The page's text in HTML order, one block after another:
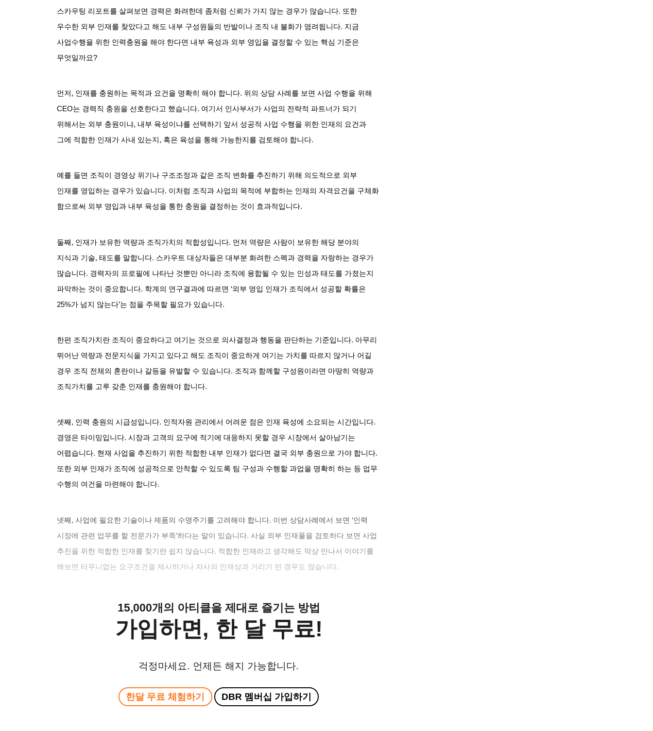
스카우팅 리포트를 살펴보면 경력은 화려한데 좀처럼 신뢰가 가지 않는 경우가 많습니다. 또한
우수한 외부 인재를 찾았다고 해도 내부 구성원들의 반발이나 조직 내 불화가 염려됩니다. 지금
사업수행을 위한 인력충원을 해야 한다면 내부 육성과 외부 영입을 결정할 수 있는 핵심 기준은
무엇일까요?
먼저 , 인재를 충원하는 목적과 요건을 명확히 해야 합니다. 위의 상담 사례를 보면 사업 수행을 위해
CEO는 경력직 충원을 선호한다고 했습니다. 여기서 인사부서가 사업의 전략적 파트너가 되기
위해서는 외부 충원이냐, 내부 육성이냐를 선택하기 앞서 성공적 사업 수행을 위한 인재의 요건과
그에 적합한 인재가 사내 있는지 , 혹은 육성을 통해 가능한지를 검토해야 합니다.
예를 들면 조직이 경영상 위기나 구조조정과 같은 조직 변화를 추진하기 위해 의도적으로 외부
인재를 영입하는 경우가 있습니다. 이처럼 조직과 사업의 목적에 부합하는 인재의 자격요건을 구체화
함으로써 외부 영입과 내부 육성을 통한 충원을 결정하는 것이 효과적입니다.
둘째, 인재가 보유한 역량과 조직가치의 적합성입니다. 먼저 역량은 사람이 보유한 해당 분야의
지식과 기술, 태도를 말합니다. 스카우트 대상자들은 대부분 화려한 스펙과 경력을 자랑하는 경우가
많습니다. 경력자의 프로필에 나타난 것뿐만 아니라 조직에 융합될 수 있는 인성과 태도를 가졌는지
파악하는 것이 중요합니다. 학계의 연구결과에 따르면 ‘외부 영입 인재가 조직에서 성공할 확률은
25%가 넘지 않는다’는 점을 주목할 필요가 있습니다.
한편 조직가치란 조직이 중요하다고 여기는 것으로 의사결정과 행동을 판단하는 기준입니다. 아무리
뛰어난 역량과 전문지식을 가지고 있다고 해도 조직이 중요하게 여기는 가치를 따르지 않거나 어길
경우 조직 전체의 혼란이나 갈등을 유발할 수 있습니다. 조직과 함께할 구성원이라면 마땅히 역량과
조직가치를 고루 갖춘 인재를 충원해야 합니다.
셋째 , 인력 충원의 시급성입니다. 인적자원 관리에서 어려운 점은 인재 육성에 소요되는 시간입니다.
경영은 타이밍입니다. 시장과 고객의 요구에 적기에 대응하지 못할 경우 시장에서 살아남기는
어렵습니다. 현재 사업을 추진하기 위한 적합한 내부 인재가 없다면 결국 외부 충원으로 가야 합니다.
또한 외부 인재가 조직에 성공적으로 안착할 수 있도록 팀 구성과 수행할 과업을 명확히 하는 등 업무
수행의 여건을 마련해야 합니다.
넷째, 사업에 필요한 기술이나 제품의 수명주기를 고려해야 합니다. 이번 상담사례에서 보면 ‘인력
시장에 관련 업무를 할 전문가가 부족’하다는 말이 있습니다. 사실 외부 인재풀을 검토하다 보면 사업
추진을 위한 적합한 인재를 찾기란 쉽지 않습니다. 적합한 인재라고 생각해도 막상 만나서 이야기를
해보면 터무니없는 요구조건을 제시하거나 자사의 인재상과 거리가 먼 경우도 많습니다.
15,000개의 아티클을 제대로 즐기는 방법
가입하면, 한 달 무료!
걱정마세요. 언제든 해지 가능합니다.
한달 무료 체험하기 DBR 멤버십 가입하기